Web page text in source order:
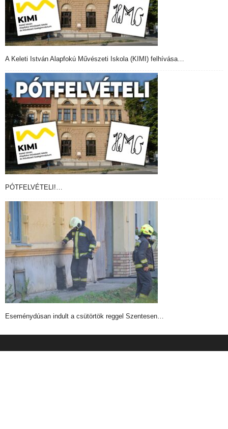
A Keleti István Alapfokú Művészeti Iskola (KIMI) felhívása…
PÓTFELVÉTELI!…
Eseménydúsan indult a csütörtök reggel Szentesen…